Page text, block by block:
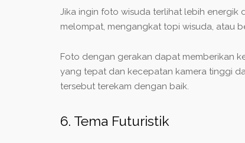
Jika ingin foto wisuda terlihat lebih energik
melompat, mengangkat topi wisuda, atau
Foto dengan gerakan dapat memberikan
yang tepat dan kecepatan kamera tinggi
tersebut terekam dengan baik.
6. Tema Futuristik